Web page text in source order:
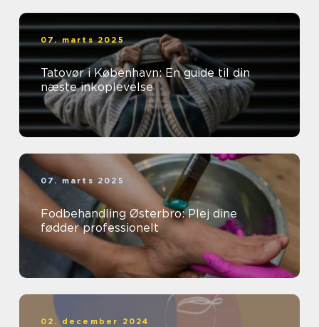
07. marts 2025
Tatovør i København: En guide til din
næste inkoplevelse
07. marts 2025
Fodbehandling Østerbro: Plej dine
fødder professionelt
02. december 2024